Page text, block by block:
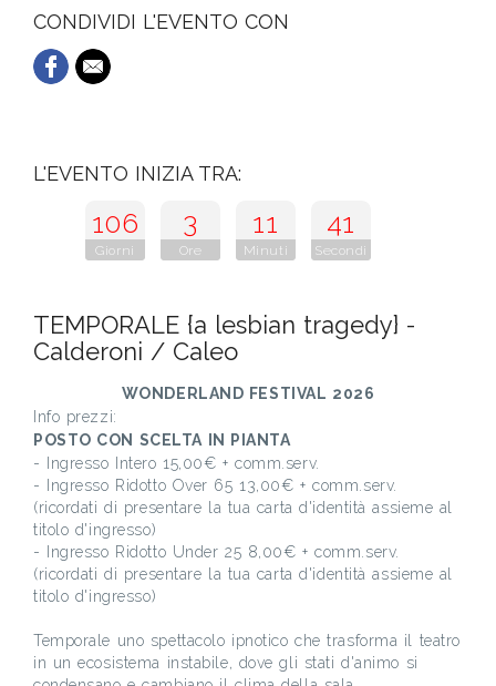
CONDIVIDI L'EVENTO CON
L'EVENTO INIZIA TRA:
106
Giorni
3
Ore
11
Minuti
40
Secondi
TEMPORALE {a lesbian tragedy} -
Calderoni / Caleo
WONDERLAND FESTIVAL 2026
Info prezzi:
POSTO CON SCELTA IN PIANTA
- Ingresso Intero 15,00€ + comm.serv.
- Ingresso Ridotto Over 65 13,00€ + comm.serv.
(ricordati di presentare la tua carta d'identità assieme al
titolo d'ingresso)
- Ingresso Ridotto Under 25 8,00€ + comm.serv.
(ricordati di presentare la tua carta d'identità assieme al
titolo d'ingresso)
Temporale uno spettacolo ipnotico che trasforma il teatro
in un ecosistema instabile, dove gli stati d'animo si